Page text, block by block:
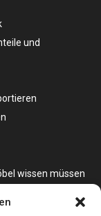
und
wissen müssen